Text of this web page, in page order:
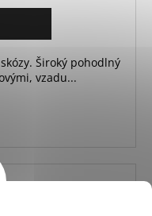
Široký pohodlný
vzadu...